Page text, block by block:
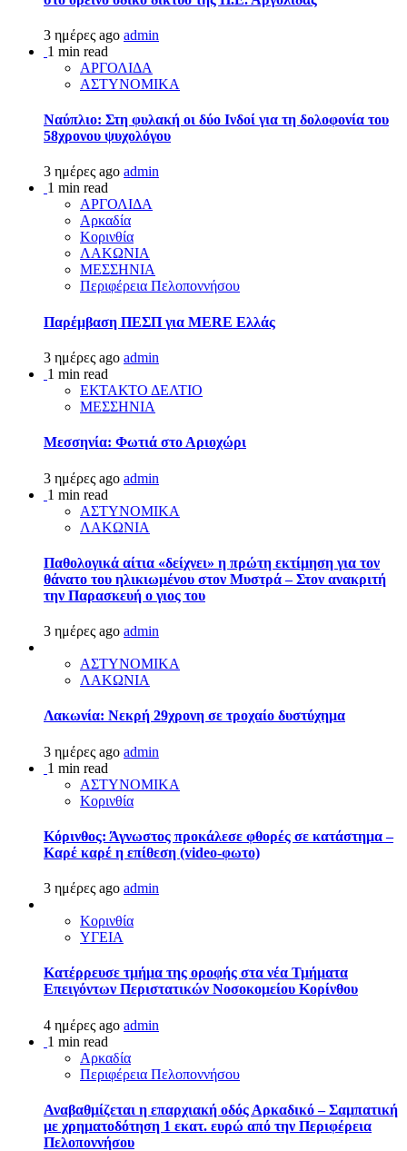
3 ημέρες ago admin
1 min read
ΑΡΓΟΛΙΔΑ
ΑΣΤΥΝΟΜΙΚΑ
Ναύπλιο: Στη φυλακή οι δύο Ινδοί για τη δολοφονία του
58χρονου ψυχολόγου
3 ημέρες ago admin
1 min read
ΑΡΓΟΛΙΔΑ
Αρκαδία
Κορινθία
ΛΑΚΩΝΙΑ
ΜΕΣΣΗΝΙΑ
Περιφέρεια Πελοποννήσου
Παρέμβαση ΠΕΣΠ για MERE Ελλάς
3 ημέρες ago admin
1 min read
ΕΚΤΑΚΤΟ ΔΕΛΤΙΟ
ΜΕΣΣΗΝΙΑ
Μεσσηνία: Φωτιά στο Αριοχώρι
3 ημέρες ago admin
1 min read
ΑΣΤΥΝΟΜΙΚΑ
ΛΑΚΩΝΙΑ
Παθολογικά αίτια «δείχνει» η πρώτη εκτίμηση για τον
θάνατο του ηλικιωμένου στον Μυστρά – Στον ανακριτή
την Παρασκευή ο γιος του
3 ημέρες ago admin
ΑΣΤΥΝΟΜΙΚΑ
ΛΑΚΩΝΙΑ
Λακωνία: Νεκρή 29χρονη σε τροχαίο δυστύχημα
3 ημέρες ago admin
1 min read
ΑΣΤΥΝΟΜΙΚΑ
Κορινθία
Κόρινθος: Άγνωστος προκάλεσε φθορές σε κατάστημα –
Καρέ καρέ η επίθεση (video-φωτο)
3 ημέρες ago admin
Κορινθία
ΥΓΕΙΑ
Kατέρρευσε τμήμα της οροφής στα νέα Τμήματα
Επειγόντων Περιστατικών Νοσοκομείου Κορίνθου
4 ημέρες ago admin
1 min read
Αρκαδία
Περιφέρεια Πελοποννήσου
Αναβαθμίζεται η επαρχιακή οδός Αρκαδικό – Σαμπατική
με χρηματοδότηση 1 εκατ. ευρώ από την Περιφέρεια
Πελοποννήσου